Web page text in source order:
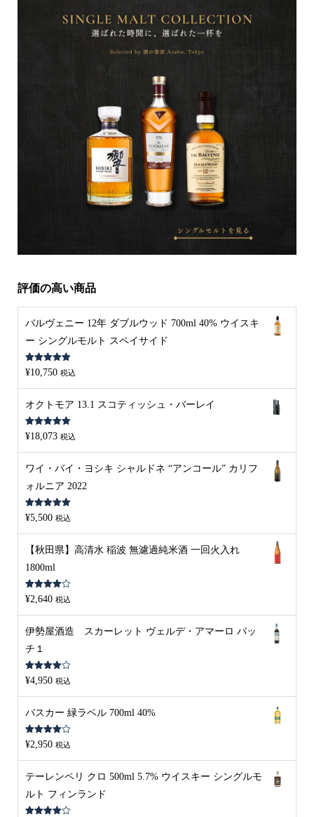
評価の高い商品
バルヴェニー 12年 ダブルウッド 700ml 40% ウイスキ
ー シングルモルト スペイサイド
5段階中5.00
の評価
¥10,750 税込
オクトモア 13.1 スコティッシュ・バーレイ
5段階中5.00
の評価
¥18,073 税込
ワイ・バイ・ヨシキ シャルドネ “アンコール” カリフ
ォルニア 2022
5段階中 5.00
の評価
¥5,500 税込
【秋田県】高清水 稲波 無濾過純米酒 一回火入れ
1800ml
5段階中
4.00の評
¥2,640 税込
伊勢屋酒造 スカーレット ヴェルデ・アマーロ バッ
チ１
5段階中
4.00の評
¥4,950 税込
バスカー 緑ラベル 700ml 40%
5段階中
4.00の評
¥2,950 税込
テーレンペリ クロ 500ml 5.7% ウイスキー シングルモ
ルト フィンランド